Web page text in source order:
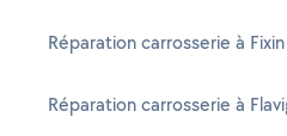
Réparation carrosserie à Fixin
Réparation carrosserie à